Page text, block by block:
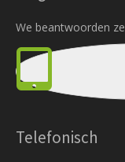
We beantwoorden
Telefonisch